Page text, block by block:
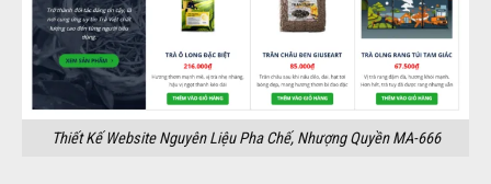
Thiết Kế Website Nguyên Liệu Pha Chế, Nhượng Quyền MA-666